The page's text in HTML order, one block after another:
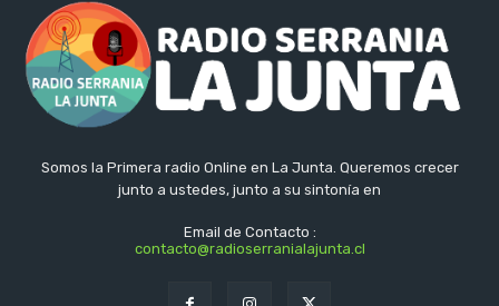
Somos la Primera radio Online en La Junta. Queremos crecer
junto a ustedes, junto a su sintonía en
Email de Contacto :
contacto@radioserranialajunta.cl